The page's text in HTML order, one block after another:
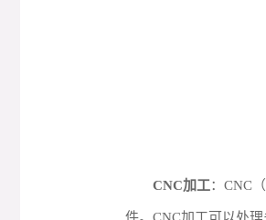
CNC加工：CNC
件。CNC加工可以处